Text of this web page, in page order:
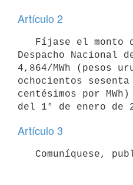
Artículo 2
Despacho Nacional
4,864/MWh (pesos
ochocientos
centésimos por
Artículo 3